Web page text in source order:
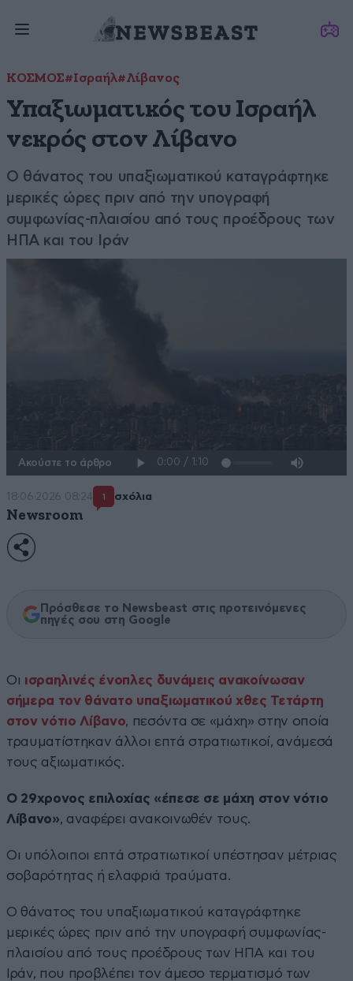
ΚΟΣΜΟΣ#Ισραήλ#Λίβανος
Υπαξιωματικός του Ισραήλ
νεκρός στον Λίβανο
Ο θάνατος του υπαξιωματικού καταγράφτηκε
μερικές ώρες πριν από την υπογραφή
συμφωνίας-πλαισίου από τους προέδρους των
ΗΠΑ και του Ιράν
Ακούστε το άρθρο
18·06·2026 08:24 1 σχόλια
Newsroom
Πρόσθεσε το Newsbeast στις προτεινόμενες
πηγές σου στη Google
Οι ισραηλινές ένοπλες δυνάμεις ανακοίνωσαν
σήμερα τον θάνατο υπαξιωματικού χθες Τετάρτη
στον νότιο Λίβανο, πεσόντα σε «μάχη» στην οποία
τραυματίστηκαν άλλοι επτά στρατιωτικοί, ανάμεσά
τους αξιωματικός.
Ο 29χρονος επιλοχίας «έπεσε σε μάχη στον νότιο
Λίβανο», αναφέρει ανακοινωθέν τους.
Οι υπόλοιποι επτά στρατιωτικοί υπέστησαν μέτριας
σοβαρότητας ή ελαφριά τραύματα.
Ο θάνατος του υπαξιωματικού καταγράφτηκε
μερικές ώρες πριν από την υπογραφή συμφωνίας-
πλαισίου από τους προέδρους των ΗΠΑ και του
Ιράν, που προβλέπει τον άμεσο τερματισμό των